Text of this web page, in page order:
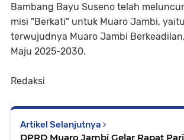
Bambang Bayu Suseno telah
misi "Berkati" untuk Muaro Jambi,
terwujudnya Muaro Jambi
Maju 2025-2030.
Redaksi
Artikel Selanjutnya
DPRD Muaro Jambi Gelar Rapat